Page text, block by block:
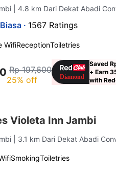
| 4.8 km Dari Dekat Abadi
· 1567 Ratings
WifiReceptionToiletries
Rp 197,600
25% off
Saved
+ Earn
with
Violeta Inn Jambi
| 3.1 km Dari Dekat Abadi
SmokingToiletries